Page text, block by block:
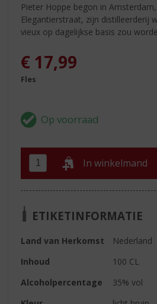
Pieter Hoppe begon in
Elegantierstraat, zijn distilleerderij
vieux op dagelijkse basis zou
€ 17,99
Fles
In winkelmand
ETIKETINFORMATIE
Land van Herkomst
Nederland
Inhoud
100 CL
Alcoholpercentage
35% vol